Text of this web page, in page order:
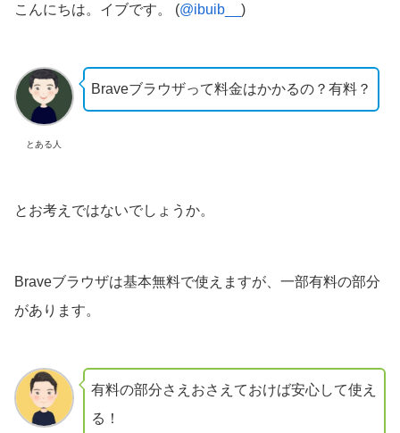
こんにちは。イブです。 (@ibuib__ )
とある人
Braveブラウザって料金はかかるの？有料？
とお考えではないでしょうか。
Braveブラウザは基本無料で使えますが、一部有料の部分
があります。
有料の部分さえおさえておけば安心して使え
る！